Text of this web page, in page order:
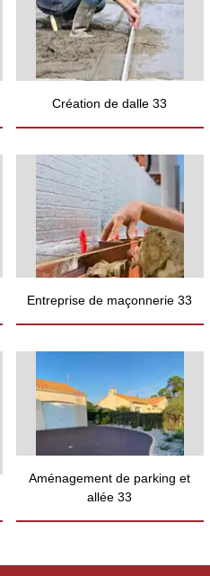
Création de dalle 33
Entreprise de maçonnerie 33
Aménagement de parking et
allée 33